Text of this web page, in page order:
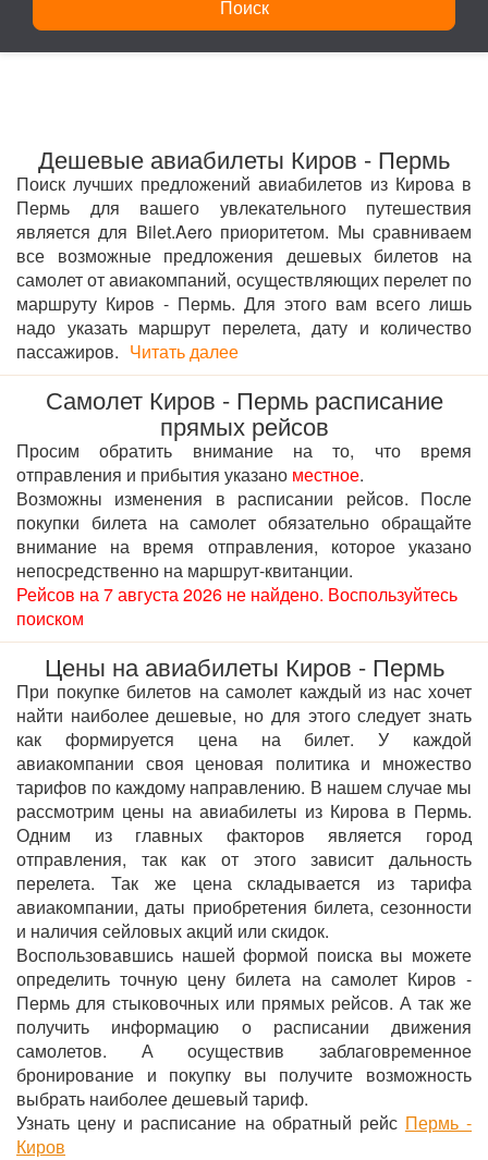
Поиск
Дешевые авиабилеты Киров - Пермь
Поиск лучших предложений авиабилетов из Кирова в
Пермь для вашего увлекательного путешествия
является для Bilet.Aero приоритетом. Мы сравниваем
все возможные предложения дешевых билетов на
самолет от авиакомпаний, осуществляющих перелет по
маршруту Киров - Пермь. Для этого вам всего лишь
надо указать маршрут перелета, дату и количество
пассажиров. Читать далее
Самолет Киров - Пермь расписание
прямых рейсов
Просим обратить внимание на то, что время
отправления и прибытия указано местное.
Возможны изменения в расписании рейсов. После
покупки билета на самолет обязательно обращайте
внимание на время отправления, которое указано
непосредственно на маршрут-квитанции.
Рейсов на 7 августа 2026 не найдено. Воспользуйтесь
поиском
Цены на авиабилеты Киров - Пермь
При покупке билетов на самолет каждый из нас хочет
найти наиболее дешевые, но для этого следует знать
как формируется цена на билет. У каждой
авиакомпании своя ценовая политика и множество
тарифов по каждому направлению. В нашем случае мы
рассмотрим цены на авиабилеты из Кирова в Пермь.
Одним из главных факторов является город
отправления, так как от этого зависит дальность
перелета. Так же цена складывается из тарифа
авиакомпании, даты приобретения билета, сезонности
и наличия сейловых акций или скидок.
Воспользовавшись нашей формой поиска вы можете
определить точную цену билета на самолет Киров -
Пермь для стыковочных или прямых рейсов. А так же
получить информацию о расписании движения
самолетов. А осуществив заблаговременное
бронирование и покупку вы получите возможность
выбрать наиболее дешевый тариф.
Узнать цену и расписание на обратный рейс Пермь -
Киров